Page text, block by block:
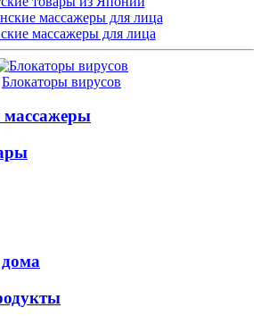
массажеры для лица
Блокаторы вирусов